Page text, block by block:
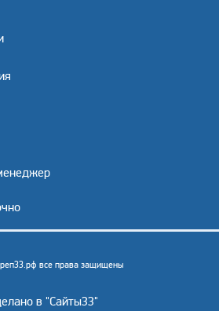
все права защищены
в "Сайты33"